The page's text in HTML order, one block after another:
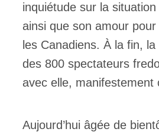
inquiétude sur la
ainsi que son amour
les Canadiens. À la fin,
des 800 spectateurs
avec elle, manifestement
Aujourd’hui âgée de